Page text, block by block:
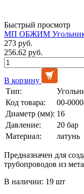
Быстрый просмотр
МП ОБЖИМ Угольник
273 руб.
256.62 руб.
В корзину
Тип:
Код товара:
00-
Диаметр (мм): 16
Давление:
20 бар
Материал:
латунь
Предназначен для
трубопроводов из
В наличии: 19 шт